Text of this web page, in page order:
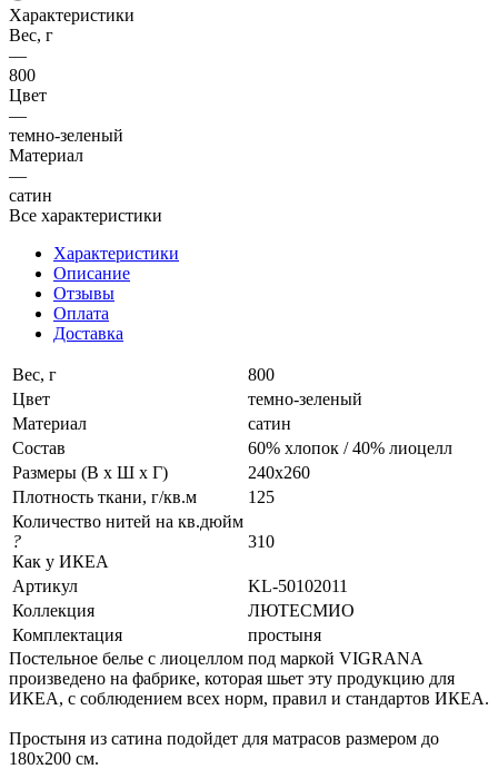
Характеристики
Вес, г
—
800
Цвет
—
темно-зеленый
Материал
—
сатин
Все характеристики
Характеристики
Описание
Отзывы
Оплата
Доставка
Вес, г
800
Цвет
темно-зеленый
Материал
сатин
Состав
60% хлопок / 40% лиоцелл
Размеры (В х Ш х Г)
240x260
Плотность ткани, г/кв.м
125
Количество нитей на кв.дюйм
?
Как у ИКЕА
310
Артикул
KL-50102011
Коллекция
ЛЮТЕСМИО
Комплектация
простыня
Постельное белье с лиоцеллом под маркой VIGRANA
произведено на фабрике, которая шьет эту продукцию для
ИКЕА, с соблюдением всех норм, правил и стандартов ИКЕА.
Простыня из сатина подойдет для матрасов размером до
180х200 см.